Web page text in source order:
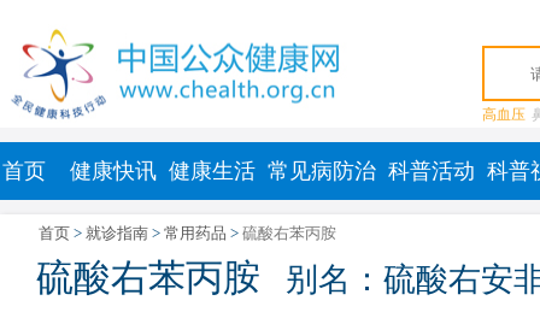
高血压
首页 健康快讯 健康生活 常见病防治 科普活动 科普
首页 > 就诊指南 > 常用药品 > 硫酸右苯丙胺
硫酸右苯丙胺 别名：硫酸右安